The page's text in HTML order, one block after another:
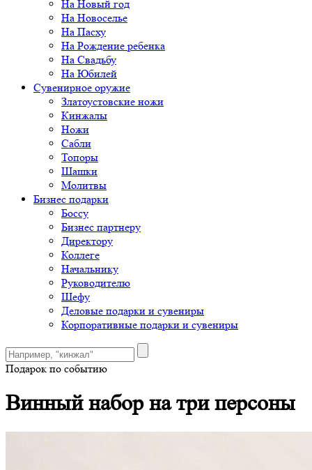
На Новый год
На Новоселье
На Пасху
На Рождение ребенка
На Свадьбу
На Юбилей
Сувенирное оружие
Златоустовские ножи
Кинжалы
Ножи
Сабли
Топоры
Шашки
Молитвы
Бизнес подарки
Боссу
Бизнес партнеру
Директору
Коллеге
Начальнику
Руководителю
Шефу
Деловые подарки и сувениры
Корпоративные подарки и сувениры
Подарок по событию
Винный набор на три персоны